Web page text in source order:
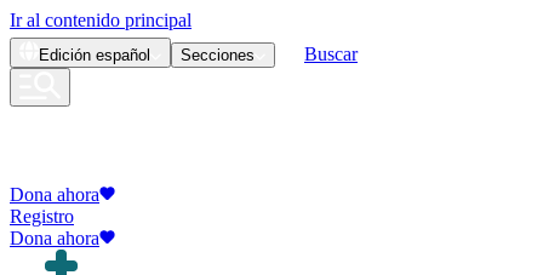
Ir al contenido principal
Edición español Secciones Buscar
Dona ahora
Registro
Dona ahora